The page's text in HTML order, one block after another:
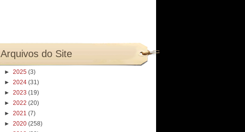
Arquivos do Site
► 2025 (3)
► 2024 (31)
► 2023 (19)
► 2022 (20)
► 2021 (7)
► 2020 (258)